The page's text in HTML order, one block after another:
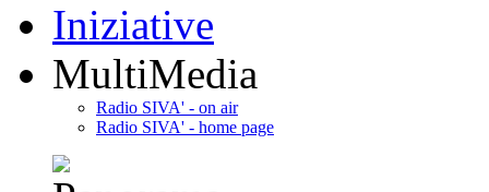
Iniziative
MultiMedia
Radio SIVA' - on air
Radio SIVA' - home page